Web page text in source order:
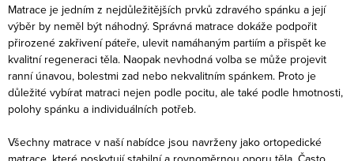
Matrace je jedním z nejdůležitějších prvků zdravého spánku a její
výběr by neměl být náhodný. Správná matrace dokáže podpořit
přirozené zakřivení páteře, ulevit namáhaným partiím a přispět ke
kvalitní regeneraci těla. Naopak nevhodná volba se může projevit
ranní únavou, bolestmi zad nebo nekvalitním spánkem. Proto je
důležité vybírat matraci nejen podle pocitu, ale také podle hmotnosti,
polohy spánku a individuálních potřeb.
Všechny matrace v naší nabídce jsou navrženy jako ortopedické